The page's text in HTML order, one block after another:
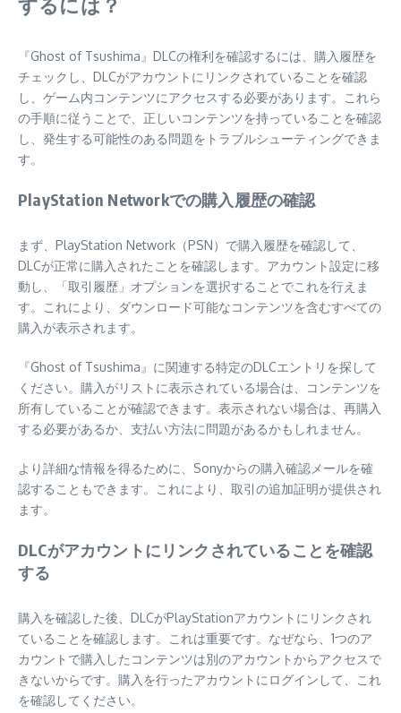
『Ghost of Tsushima』DLCの権利を確認するには、購入履歴を
チェックし、DLCがアカウントにリンクされていることを確認
し、ゲーム内コンテンツにアクセスする必要があります。これら
の手順に従うことで、正しいコンテンツを持っていることを確認
し、発生する可能性のある問題をトラブルシューティングできま
す。
PlayStation Networkでの購入履歴の確認
まず、PlayStation Network（PSN）で購入履歴を確認して、
DLCが正常に購入されたことを確認します。アカウント設定に移
動し、「取引履歴」オプションを選択することでこれを行えま
す。これにより、ダウンロード可能なコンテンツを含むすべての
購入が表示されます。
『Ghost of Tsushima』に関連する特定のDLCエントリを探して
ください。購入がリストに表示されている場合は、コンテンツを
所有していることが確認できます。表示されない場合は、再購入
する必要があるか、支払い方法に問題があるかもしれません。
より詳細な情報を得るために、Sonyからの購入確認メールを確
認することもできます。これにより、取引の追加証明が提供され
ます。
DLCがアカウントにリンクされていることを確認
する
購入を確認した後、DLCがPlayStationアカウントにリンクされ
ていることを確認します。これは重要です。なぜなら、1つのア
カウントで購入したコンテンツは別のアカウントからアクセスで
きないからです。購入を行ったアカウントにログインして、これ
を確認してください。